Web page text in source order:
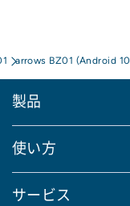
arrows BZ01 (Android
製品
使い方
サービス